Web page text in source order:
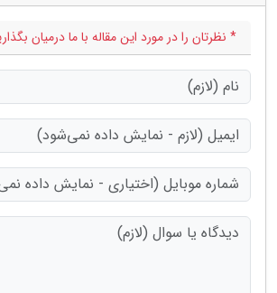
* نظرتان را در مورد این مقاله با ما درمیان